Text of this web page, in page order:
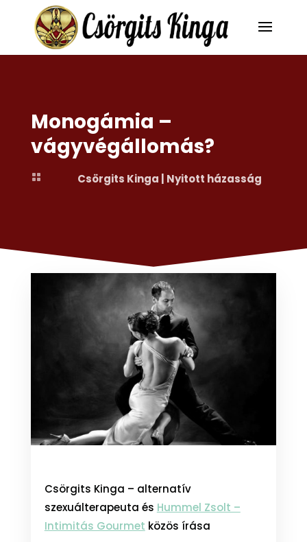
Monogámia –
vágyvégállomás?
 Csörgits Kinga Nyitott házasság
Csörgits Kinga – alternatív
szexuálterapeuta és Hummel Zsolt –
Intimitás Gourmet közös írása